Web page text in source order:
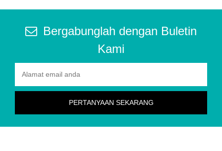
Bergabunglah dengan Buletin
Kami